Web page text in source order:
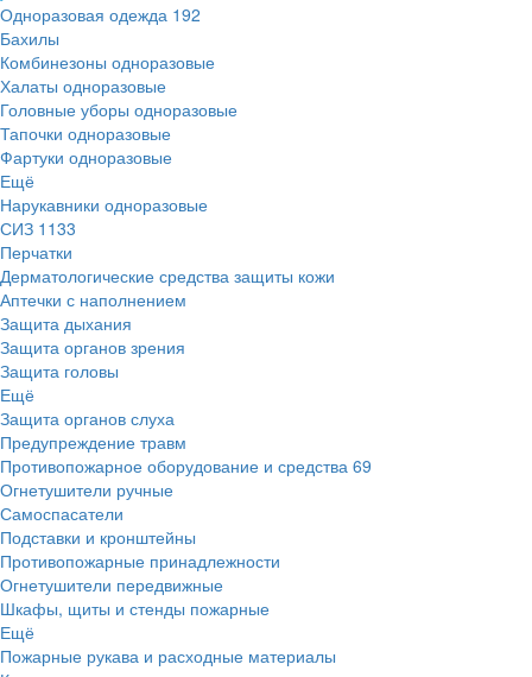
Одноразовая одежда 192
Бахилы
Комбинезоны одноразовые
Халаты одноразовые
Головные уборы одноразовые
Тапочки одноразовые
Фартуки одноразовые
Ещё
Нарукавники одноразовые
СИЗ 1133
Перчатки
Дерматологические средства защиты кожи
Аптечки с наполнением
Защита дыхания
Защита органов зрения
Защита головы
Ещё
Защита органов слуха
Предупреждение травм
Противопожарное оборудование и средства 69
Огнетушители ручные
Самоспасатели
Подставки и кронштейны
Противопожарные принадлежности
Огнетушители передвижные
Шкафы, щиты и стенды пожарные
Ещё
Пожарные рукава и расходные материалы